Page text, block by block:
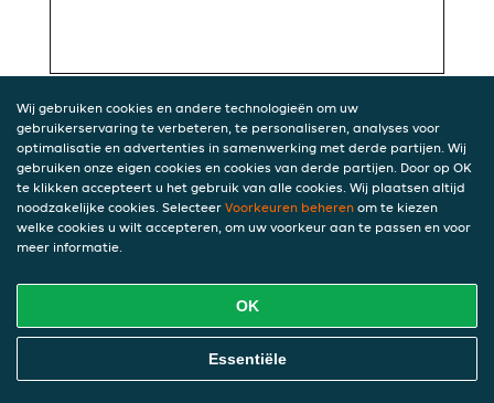
Wij gebruiken cookies en andere technologieën om uw
gebruikerservaring te verbeteren, te personaliseren, analyses voor
optimalisatie en advertenties in samenwerking met derde partijen. Wij
gebruiken onze eigen cookies en cookies van derde partijen. Door op OK
te klikken accepteert u het gebruik van alle cookies. Wij plaatsen altijd
noodzakelijke cookies. Selecteer Voorkeuren beheren om te kiezen
welke cookies u wilt accepteren, om uw voorkeur aan te passen en voor
meer informatie.
OK
Essentiële